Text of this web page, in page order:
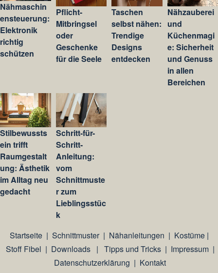
Nähmaschin
ensteuerung:
Elektronik
richtig
schützen
Pflicht-
Mitbringsel
oder
Geschenke
für die Seele
Taschen
selbst nähen:
Trendige
Designs
entdecken
Nähzauberei
und
Küchenmagi
e: Sicherheit
und Genuss
in allen
Bereichen
Stilbewussts
ein trifft
Raumgestalt
ung: Ästhetik
im Alltag neu
gedacht
Schritt-für-
Schritt-
Anleitung:
vom
Schnittmuste
r zum
Lieblingsstüc
k
Startseite| Schnittmuster| Nähanleitungen | Kostüme|
Stoff Fibel | Downloads | Tipps und Tricks| Impressum|
Datenschutzerklärung | Kontakt